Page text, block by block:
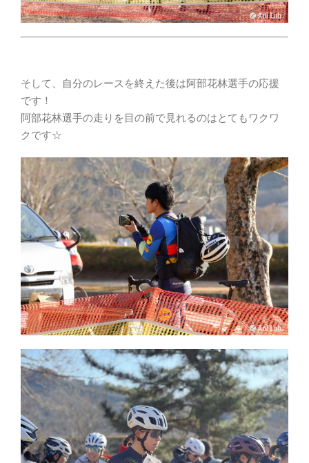
そして、自分のレースを終えた後は阿部花林選手の応援
です！
阿部花林選手の走りを目の前で見れるのはとてもワクワ
クです☆